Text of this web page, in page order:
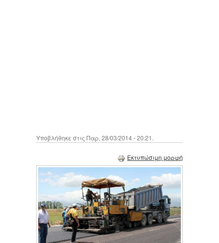
Υποβλήθηκε στις Παρ, 28/03/2014 - 20:21.
Εκτυπώσιμη μορφή